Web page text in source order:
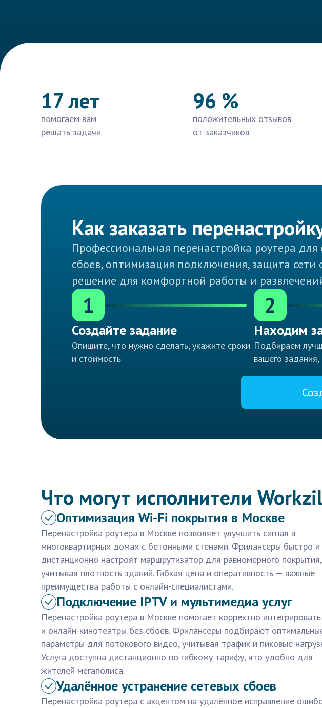
17 лет
помогаем вам
решать задачи
96 %
положительных отзывов
от заказчиков
Как заказать
Профессиональная перенастройка роутера
сбоев, оптимизация подключения, защита
решение для комфортной работы и
1
Создайте задание
Опишите, что нужно сделать, укажите сроки
и стоимость
2
Находим
Подбираем
вашего
Что могут исполнители
Оптимизация Wi-Fi покрытия в Москве
Перенастройка роутера в Москве позволяет улучшить сигнал в
многоквартирных домах с бетонными стенами. Фрилансеры быстро и
дистанционно настроят маршрутизатор для равномерного покрытия,
учитывая плотность зданий. Гибкая цена и оперативность — важные
преимущества работы с онлайн-специалистами.
Подключение IPTV и мультимедиа услуг
Перенастройка роутера в Москве помогает корректно
и онлайн-кинотеатры без сбоев. Фрилансеры подбирают
параметры для потокового видео, учитывая трафик и пиковые
Услуга доступна дистанционно по гибкому тарифу, что удобно для
жителей мегаполиса.
Удалённое устранение сетевых сбоев
Перенастройка роутера с акцентом на удалённое исправление